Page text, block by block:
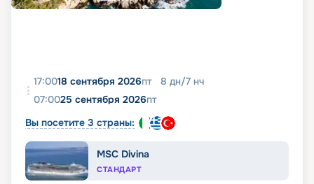
17:0018 сентября 2026пт 8 дн/7 нч
07:0025 сентября 2026пт
Вы посетите 3 страны:
MSC Divina
СТАНДАРТ